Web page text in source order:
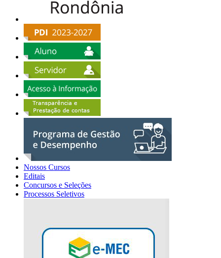
Nossos Cursos
Editais
Concursos e Seleções
Processos Seletivos